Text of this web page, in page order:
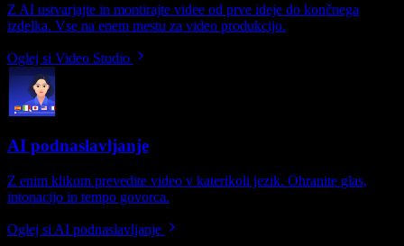
Z AI ustvarjajte in montirajte videe od prve ideje do končnega
izdelka. Vse na enem mestu za video produkcijo.
Oglej si Video Studio
AI podnaslavljanje
Z enim klikom prevedite video v katerikoli jezik. Ohranite glas,
intonacijo in tempo govorca.
Oglej si AI podnaslavljanje